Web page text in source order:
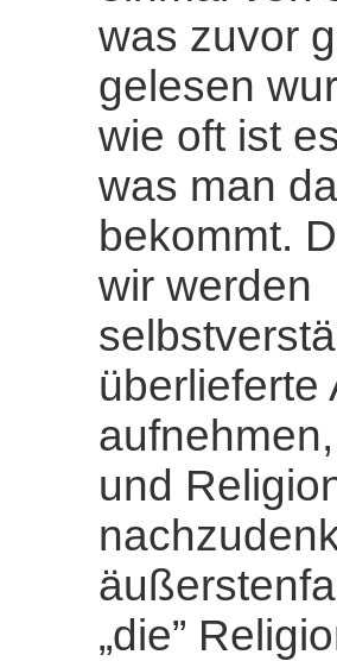
was zuvor
gelesen
wie oft ist
was man
bekommt.
wir werden
überlieferte
und
„die”